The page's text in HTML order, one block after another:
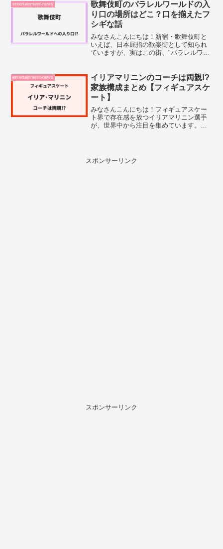
嶋晏和さんが、フジテレビ系「TEPPEN
ピアノ2026春」へ...
entertainment-news
歌舞伎町のパラレルワールドの入
り口の場所はどこ？口を揃えたフ
シギな話
みなさんこんにちは！新宿・歌舞伎町と
いえば、日本屈指の歓楽街として知られ
ていますが、実はこの街、"パラレルワー
揃えたフシギな話』で歌舞伎町が取り上
げられると聞いて、気...
entertainment-news
イリアマリニンのコーチは両親!?
家族構成まとめ【フィギュアスケ
ート】
みなさんこんにちは！フィギュアスケー
ト界で存在感を放つイリアマリニン選手
が、世界中から注目を集めています。史
選手のコーチとして支え...
スポンサーリンク
スポンサーリンク